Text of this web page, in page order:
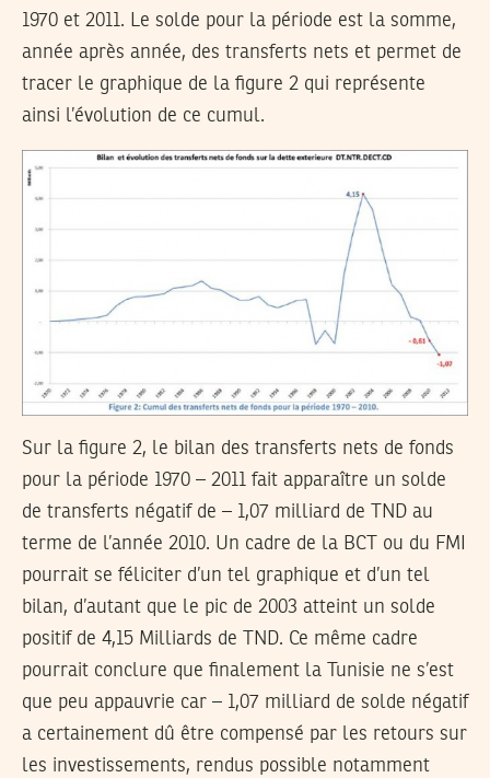
1970 et 2011. Le solde pour la période est la somme,
année après année, des transferts nets et permet de
tracer le graphique de la figure 2 qui représente
ainsi l’évolution de ce cumul.
Sur la figure 2, le bilan des transferts nets de fonds
pour la période 1970 – 2011 fait apparaître un solde
de transferts négatif de – 1,07 milliard de TND au
terme de l’année 2010. Un cadre de la BCT ou du FMI
pourrait se féliciter d’un tel graphique et d’un tel
bilan, d’autant que le pic de 2003 atteint un solde
positif de 4,15 Milliards de TND. Ce même cadre
pourrait conclure que finalement la Tunisie ne s’est
que peu appauvrie car – 1,07 milliard de solde négatif
a certainement dû être compensé par les retours sur
les investissements, rendus possible notamment